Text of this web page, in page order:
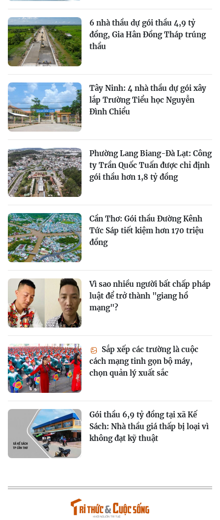
6 nhà thầu dự gói thầu 4,9 tỷ
đồng, Gia Hân Đồng Tháp trúng
thầu
Tây Ninh: 4 nhà thầu dự gói xây
lắp Trường Tiểu học Nguyễn
Đình Chiểu
Phường Lang Biang-Đà Lạt: Công
ty Trần Quốc Tuấn được chỉ định
gói thầu hơn 1,8 tỷ đồng
Cần Thơ: Gói thầu Đường Kênh
Tức Sáp tiết kiệm hơn 170 triệu
đồng
Vì sao nhiều người bất chấp pháp
luật để trở thành "giang hồ
mạng"?
Sắp xếp các trường là cuộc
cách mạng tinh gọn bộ máy,
chọn quản lý xuất sắc
Gói thầu 6,9 tỷ đồng tại xã Kế
Sách: Nhà thầu giá thấp bị loại vì
không đạt kỹ thuật